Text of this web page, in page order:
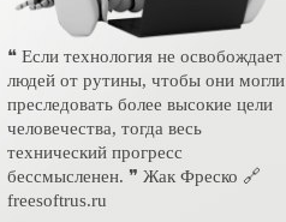
❝ Если технология не освобождает
людей от рутины, чтобы они могли
преследовать более высокие цели
человечества, тогда весь
технический прогресс
бессмысленен. ❞ Жак Фреско 🔗
freesoftrus.ru